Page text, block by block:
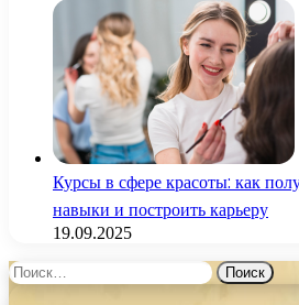
Курсы в сфере красоты: как
навыки и построить карьеру
19.09.2025
Найти: